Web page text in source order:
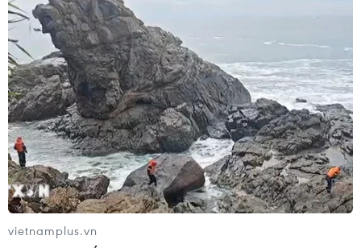
TIN CÙNG CHUYÊN MỤC
Mở rộng không gian cống hiến cho
cộng đồng người Việt Nam ở nước
ngoài
08/08/2026 11:00
ASC 2026: Tiếp lửa đam mê khoa học
vietnamplus.vn